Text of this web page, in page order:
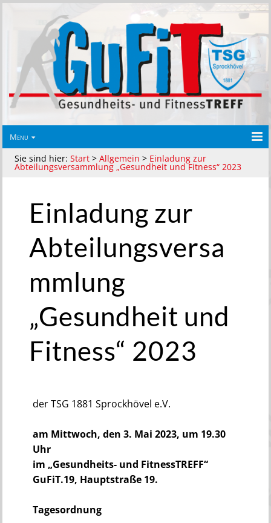
Menu
Sie sind hier:Start >Allgemein > Einladung zur
Abteilungsversammlung „Gesundheit und Fitness“ 2023
Einladung zur
Abteilungsversa
mmlung
„Gesundheit und
Fitness“ 2023
der TSG 1881 Sprockhövel e.V.
am Mittwoch, den 3. Mai 2023, um 19.30
Uhr
im „Gesundheits- und FitnessTREFF“
GuFiT.19, Hauptstraße 19.
Tagesordnung